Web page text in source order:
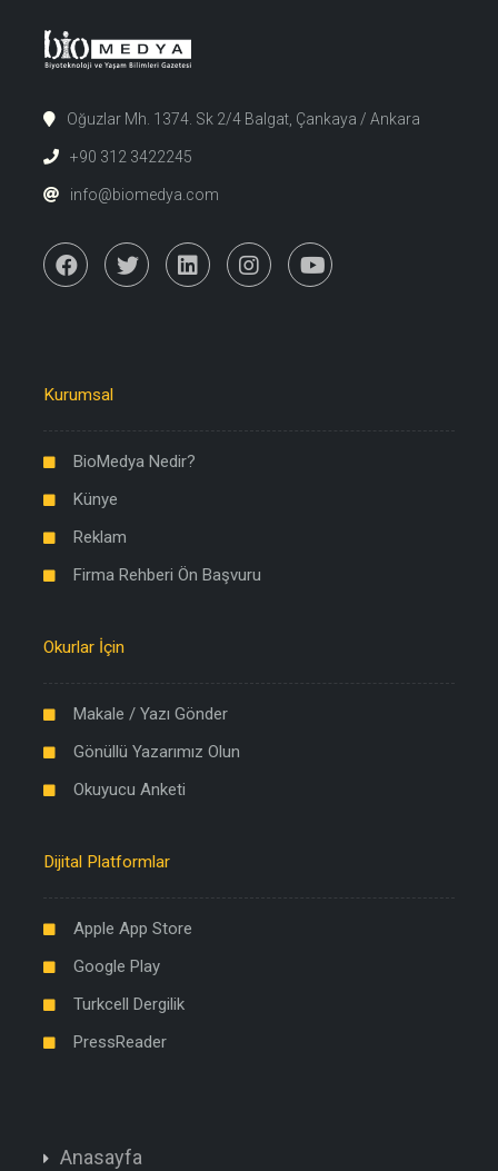
Oğuzlar Mh. 1374. Sk 2/4 Balgat, Çankaya / Ankara
+90 312 3422245
info@biomedya.com
Kurumsal
BioMedya Nedir?
Künye
Reklam
Firma Rehberi Ön Başvuru
Okurlar İçin
Makale / Yazı Gönder
Gönüllü Yazarımız Olun
Okuyucu Anketi
Dijital Platformlar
Apple App Store
Google Play
Turkcell Dergilik
PressReader
Anasayfa